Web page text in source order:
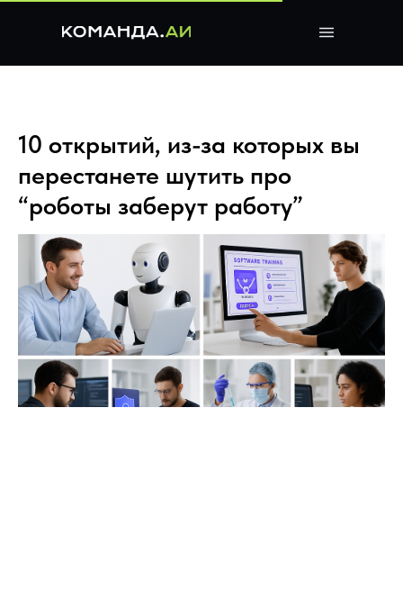
10 открытий, из-за которых вы
перестанете шутить про
“роботы заберут работу”